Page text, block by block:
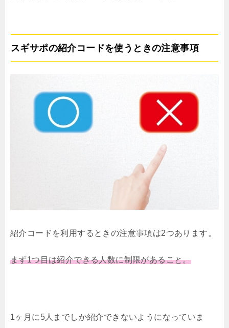
スギサポの紹介コードを使うときの注意事項
紹介コードを利用するときの注意事項は2つあります。
まず1つ目は紹介できる人数に制限があること。
1ヶ月に5人までしか紹介できないようになっていま